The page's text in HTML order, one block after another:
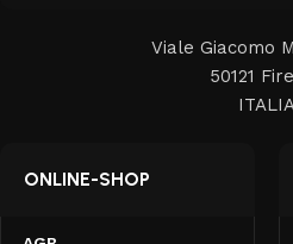
Viale Giacomo
50121
ONLINE-SHOP